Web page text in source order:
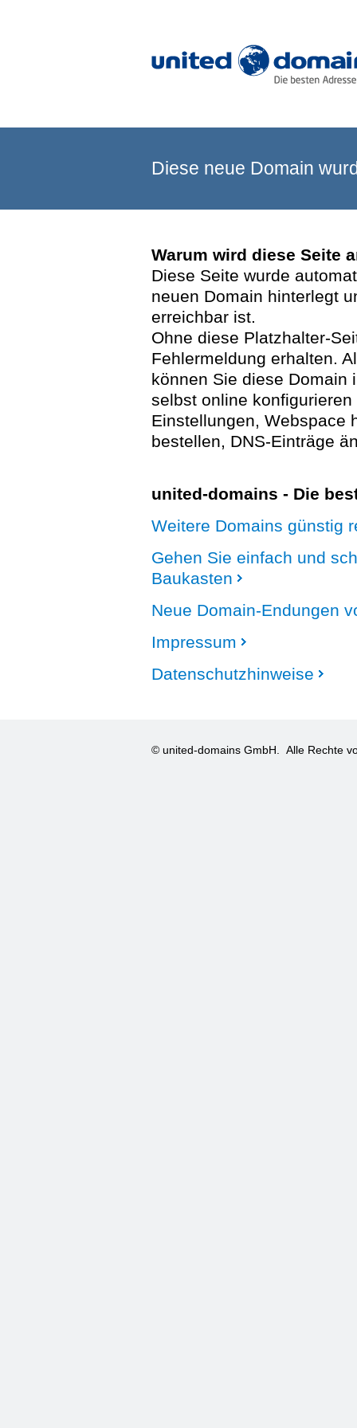
Diese neue Domain
Warum wird diese Seite
Diese Seite wurde
neuen Domain hinterlegt
erreichbar ist.
Ohne diese Platzhalter-
Fehlermeldung erhalten.
können Sie diese Domain
selbst online
Einstellungen, Webspace
bestellen, DNS-Einträge
united-domains - Die
Weitere Domains günstig
Gehen Sie einfach und
Baukasten
Neue Domain-Endungen
Impressum
Datenschutzhinweise
© united-domains GmbH. Alle Rechte